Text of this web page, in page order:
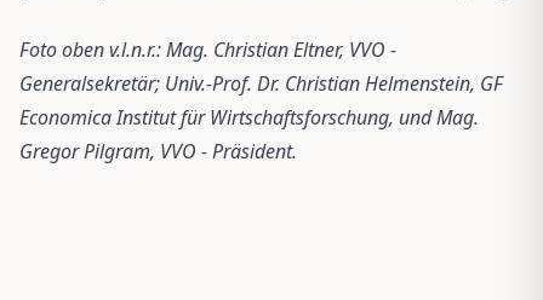
Foto oben v.l.n.r.: Mag. Christian Eltner, VVO -
Generalsekretär; Univ.-Prof. Dr. Christian Helmenstein, GF
Economica Institut für Wirtschaftsforschung, und Mag.
Gregor Pilgram, VVO - Präsident.